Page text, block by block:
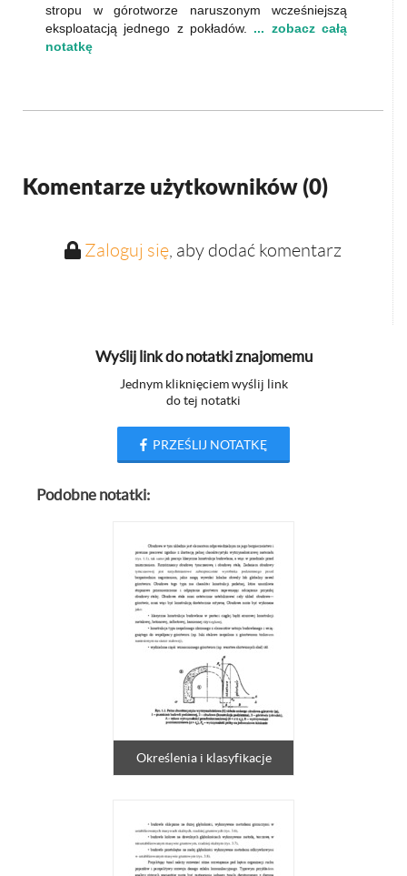
stropu w górotworze naruszonym wcześniejszą
eksploatacją jednego z pokładów. ... zobacz całą
notatkę
Komentarze użytkowników (0)
Zaloguj się, aby dodać komentarz
Wyślij link do notatki znajomemu
Jednym kliknięciem wyślij link
do tej notatki
PRZEŚLIJ NOTATKĘ
Podobne notatki:
Określenia i klasyfikacje